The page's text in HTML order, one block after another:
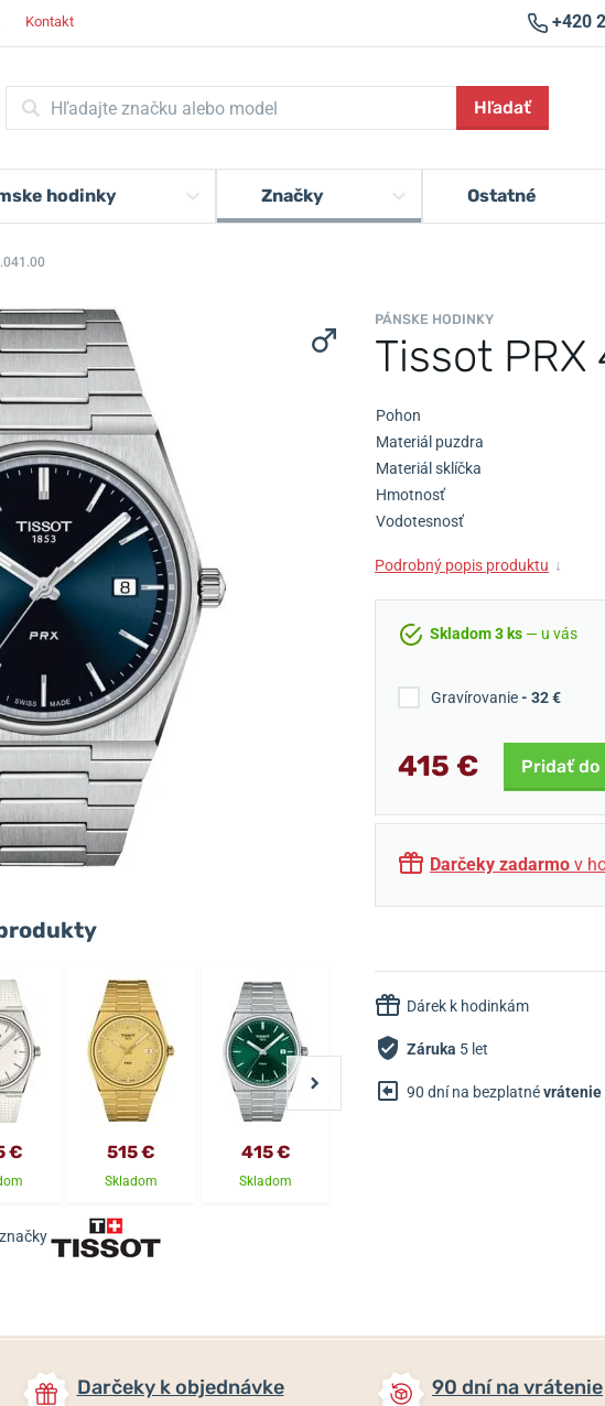
Kontakt +420
Hľadať
hodinky Značky Ostatné
PÁNSKE HODINKY
Tissot PRX
Pohon
Materiál puzdra
Materiál sklíčka
Hmotnosť
Vodotesnosť
Podrobný popis produktu ↓
Skladom 3 ks — u vás
Gravírovanie- 32 €
415 € Pridať do
Darčeky zadarmo v
Dárek k hodinkám
Záruka 5 let
90 dní na bezplatnévrátenie
€ 515 €
Skladom
415 €
Skladom
Darčeky k objednávke 90 dní na vrátenie